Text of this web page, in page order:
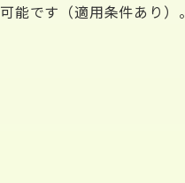
可能です（適用条件あり）。